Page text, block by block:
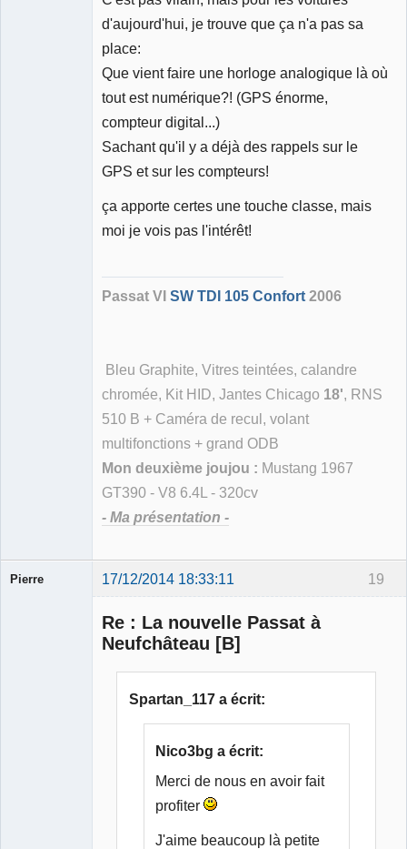
d'aujourd'hui, je trouve que ça n'a pas sa
place:
Que vient faire une horloge analogique là où
tout est numérique?! (GPS énorme,
compteur digital...)
Sachant qu'il y a déjà des rappels sur le
GPS et sur les compteurs!
ça apporte certes une touche classe, mais
moi je vois pas l'intérêt!
Passat VI SW TDI 105 Confort 2006
Bleu Graphite, Vitres teintées, calandre
chromée, Kit HID, Jantes Chicago 18', RNS
510 B + Caméra de recul, volant
multifonctions + grand ODB
Mon deuxième joujou : Mustang 1967
GT390 - V8 6.4L - 320cv
- Ma présentation -
19
Pierre 17/12/2014 18:33:11
Re : La nouvelle Passat à
Neufchâteau [B]
Spartan_117 a écrit:
Nico3bg a écrit:
Merci de nous en avoir fait
profiter
J'aime beaucoup là petite